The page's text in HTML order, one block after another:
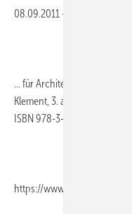
08.09.2011 -
... für Architekten und
Klement, 3. aktualisierte und
ISBN 978-3-89932-280-4,
https://www.dinmedia.de/